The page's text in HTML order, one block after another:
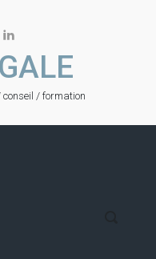
/ formation